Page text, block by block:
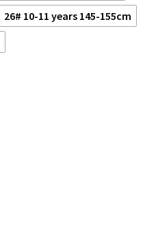
26# 10-11 years 145-155cm